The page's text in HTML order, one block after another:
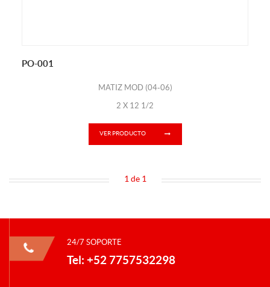
PO-001
MATIZ MOD (04-06)
2 X 12 1/2
VER PRODUCTO
1 de 1
24/7 SOPORTE
Tel: +52 7757532298